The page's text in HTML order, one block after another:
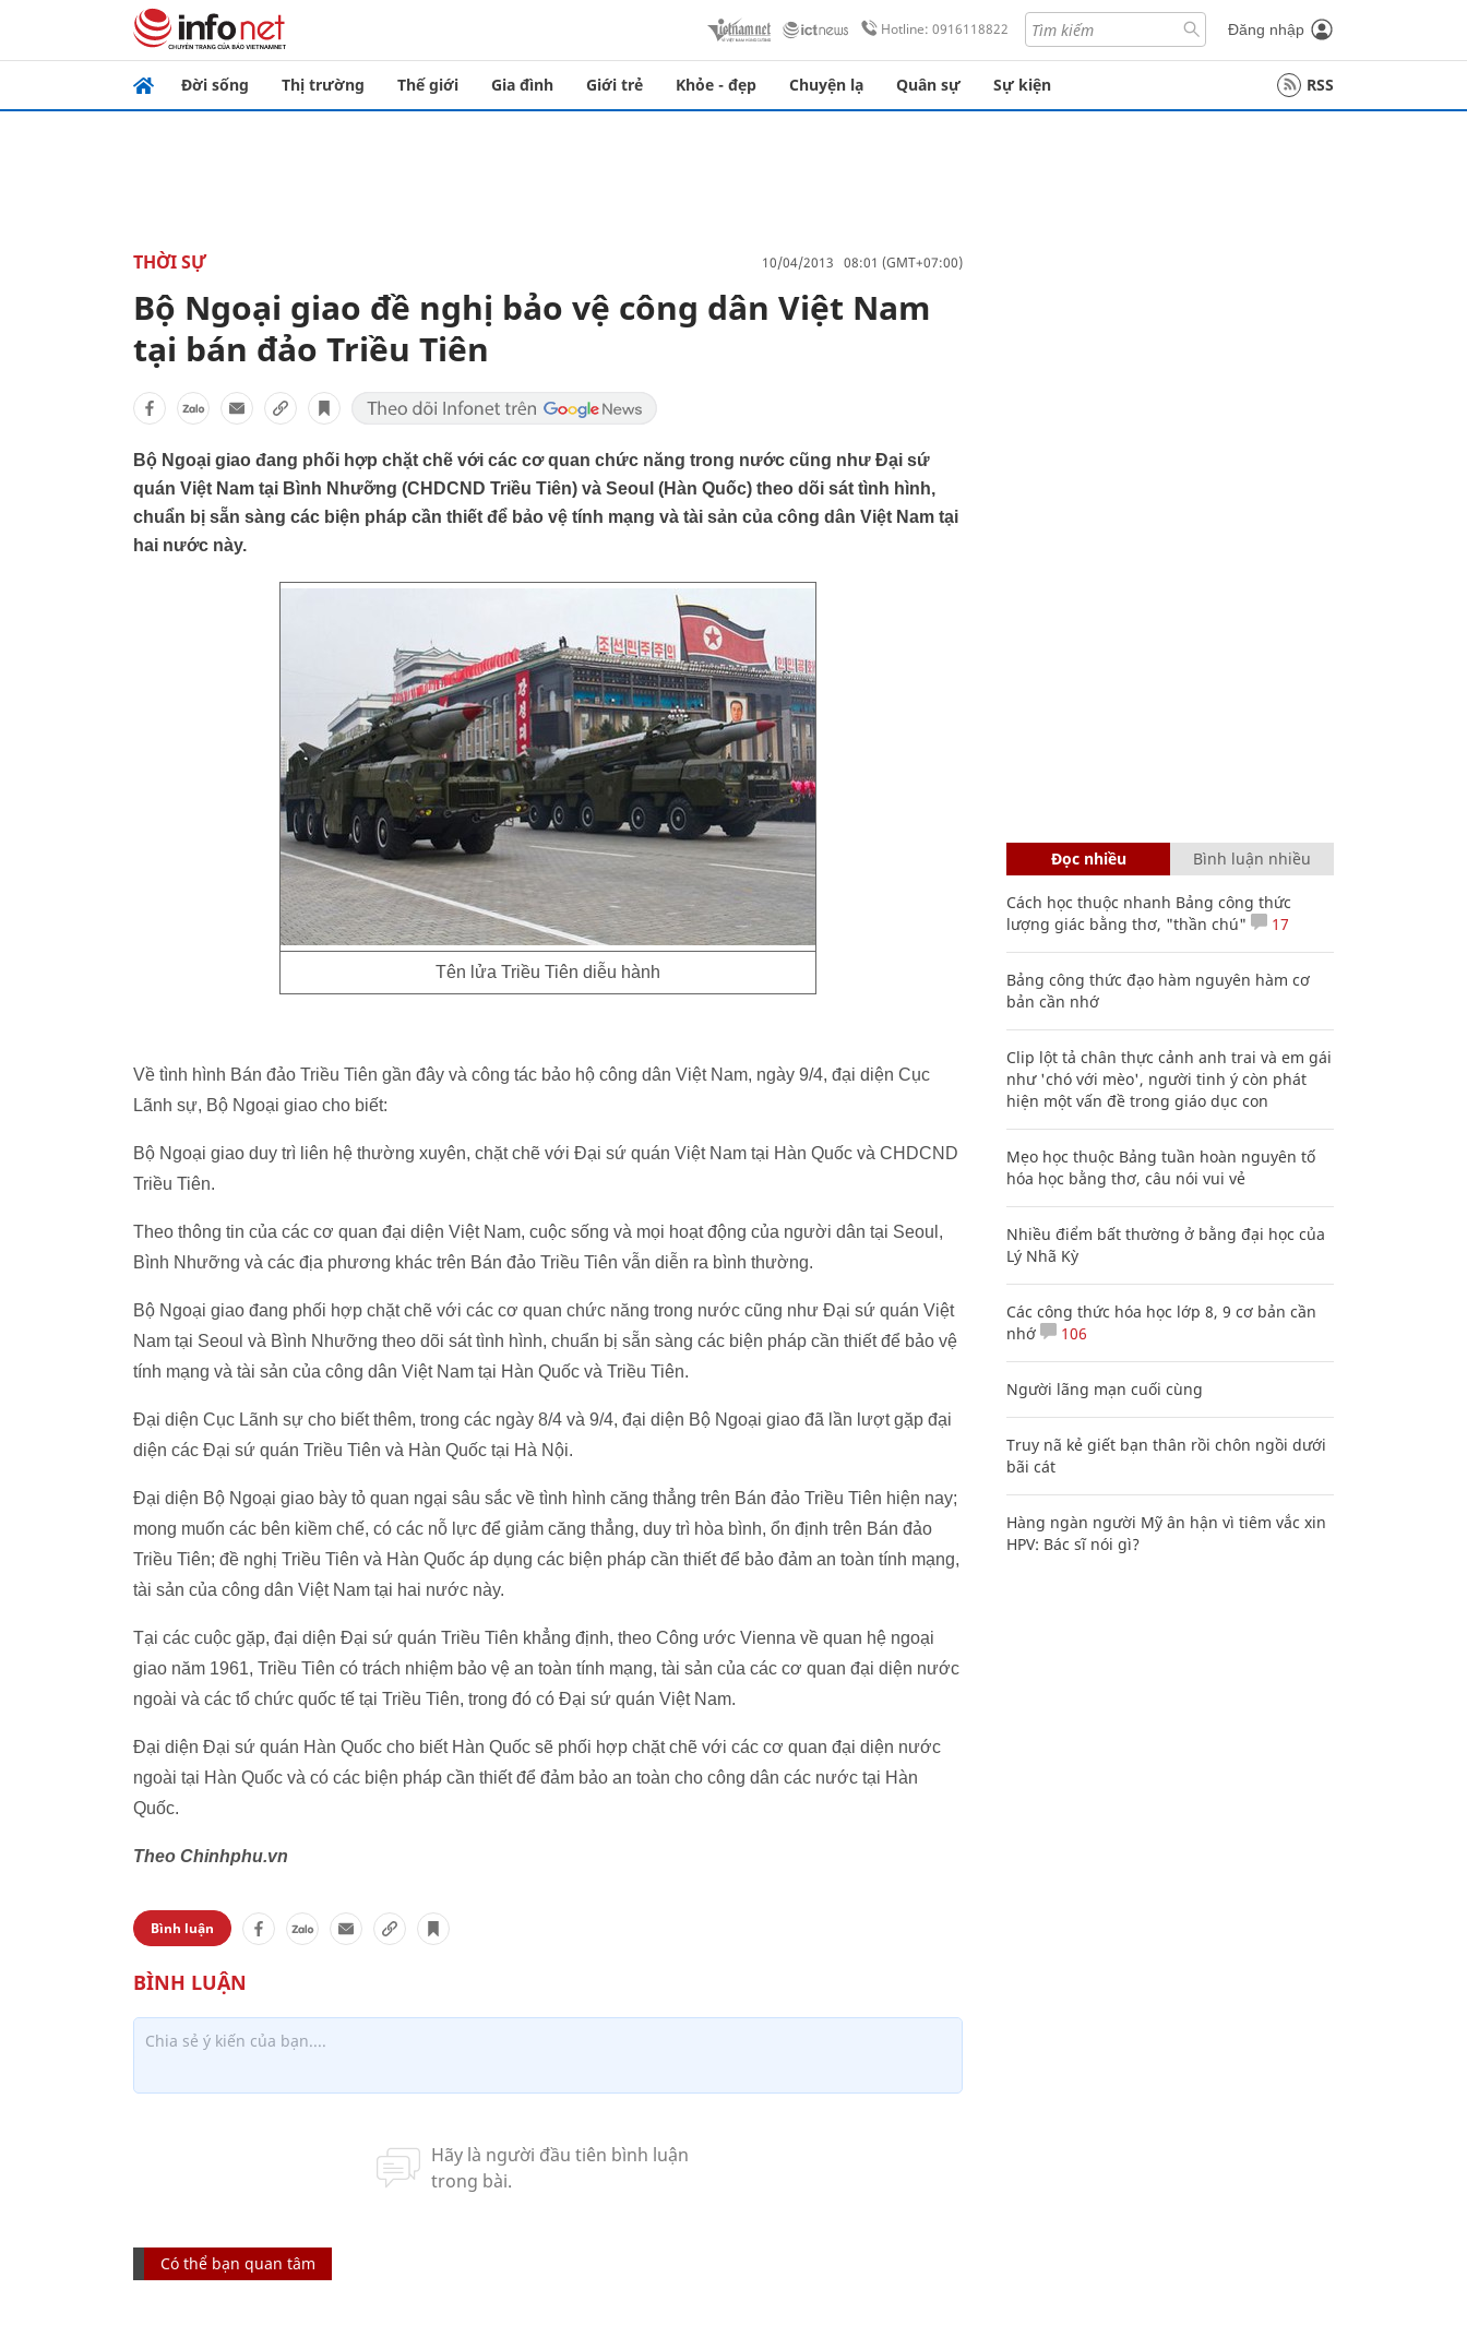
Hotline: 0916118822 Đăng nhập
Đời sống Thị trường Thế giới Gia đình Giới trẻ Khỏe - đẹp Chuyện lạ Quân sự Sự kiện RSS
THỜI SỰ 10/04/2013 08:01 (GMT+07:00)
Bộ Ngoại giao đề nghị bảo vệ công dân Việt Nam
tại bán đảo Triều Tiên
Bộ Ngoại giao đang phối hợp chặt chẽ với các cơ quan chức năng trong nước cũng như Đại sứ
quán Việt Nam tại Bình Nhưỡng (CHDCND Triều Tiên) và Seoul (Hàn Quốc) theo dõi sát tình hình,
chuẩn bị sẵn sàng các biện pháp cần thiết để bảo vệ tính mạng và tài sản của công dân Việt Nam tại
hai nước này.
Tên lửa Triều Tiên diễu hành
Về tình hình Bán đảo Triều Tiên gần đây và công tác bảo hộ công dân Việt Nam, ngày 9/4, đại diện Cục
Lãnh sự, Bộ Ngoại giao cho biết:
Bộ Ngoại giao duy trì liên hệ thường xuyên, chặt chẽ với Đại sứ quán Việt Nam tại Hàn Quốc và CHDCND
Triều Tiên.
Theo thông tin của các cơ quan đại diện Việt Nam, cuộc sống và mọi hoạt động của người dân tại Seoul,
Bình Nhưỡng và các địa phương khác trên Bán đảo Triều Tiên vẫn diễn ra bình thường.
Bộ Ngoại giao đang phối hợp chặt chẽ với các cơ quan chức năng trong nước cũng như Đại sứ quán Việt
Nam tại Seoul và Bình Nhưỡng theo dõi sát tình hình, chuẩn bị sẵn sàng các biện pháp cần thiết để bảo vệ
tính mạng và tài sản của công dân Việt Nam tại Hàn Quốc và Triều Tiên.
Đại diện Cục Lãnh sự cho biết thêm, trong các ngày 8/4 và 9/4, đại diện Bộ Ngoại giao đã lần lượt gặp đại
diện các Đại sứ quán Triều Tiên và Hàn Quốc tại Hà Nội.
Đại diện Bộ Ngoại giao bày tỏ quan ngại sâu sắc về tình hình căng thẳng trên Bán đảo Triều Tiên hiện nay;
mong muốn các bên kiềm chế, có các nỗ lực để giảm căng thẳng, duy trì hòa bình, ổn định trên Bán đảo
Triều Tiên; đề nghị Triều Tiên và Hàn Quốc áp dụng các biện pháp cần thiết để bảo đảm an toàn tính mạng,
tài sản của công dân Việt Nam tại hai nước này.
Tại các cuộc gặp, đại diện Đại sứ quán Triều Tiên khẳng định, theo Công ước Vienna về quan hệ ngoại
giao năm 1961, Triều Tiên có trách nhiệm bảo vệ an toàn tính mạng, tài sản của các cơ quan đại diện nước
ngoài và các tổ chức quốc tế tại Triều Tiên, trong đó có Đại sứ quán Việt Nam.
Đại diện Đại sứ quán Hàn Quốc cho biết Hàn Quốc sẽ phối hợp chặt chẽ với các cơ quan đại diện nước
ngoài tại Hàn Quốc và có các biện pháp cần thiết để đảm bảo an toàn cho công dân các nước tại Hàn
Quốc.
Theo Chinhphu.vn
Bình luận
Có thể bạn quan tâm
Đọc nhiều Bình luận nhiều
Cách học thuộc nhanh Bảng công thức
lượng giác bằng thơ, "thần chú"
17
Bảng công thức đạo hàm nguyên hàm cơ
bản cần nhớ
Clip lột tả chân thực cảnh anh trai và em gái
như 'chó với mèo', người tinh ý còn phát
hiện một vấn đề trong giáo dục con
Mẹo học thuộc Bảng tuần hoàn nguyên tố
hóa học bằng thơ, câu nói vui vẻ
Nhiều điểm bất thường ở bằng đại học của
Lý Nhã Kỳ
Các công thức hóa học lớp 8, 9 cơ bản cần
nhớ
106
Người lãng mạn cuối cùng
Truy nã kẻ giết bạn thân rồi chôn ngồi dưới
bãi cát
Hàng ngàn người Mỹ ân hận vì tiêm vắc xin
HPV: Bác sĩ nói gì?